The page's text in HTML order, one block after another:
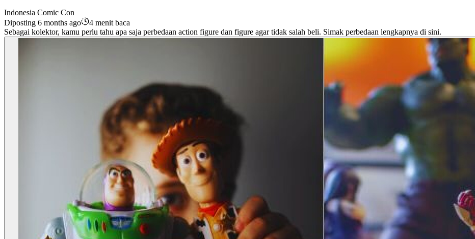
Indonesia Comic Con
Diposting 6 months ago
4 menit baca
Sebagai kolektor, kamu perlu tahu apa saja perbedaan action figure dan figure agar tidak salah beli. Simak perbedaan lengkapnya di sini.